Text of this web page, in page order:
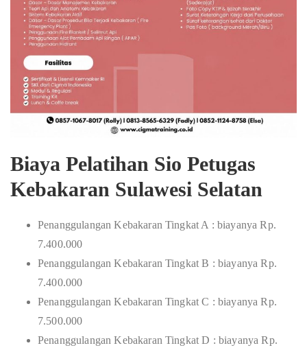
Biaya Pelatihan Sio Petugas
Kebakaran Sulawesi Selatan
Penanggulangan Kebakaran Tingkat A : biayanya Rp.
7.400.000
Penanggulangan Kebakaran Tingkat B : biayanya Rp.
7.400.000
Penanggulangan Kebakaran Tingkat C : biayanya Rp.
7.500.000
Penanggulangan Kebakaran Tingkat D : biayanya Rp.